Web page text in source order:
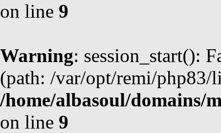
on line 9
Warning: session_start():
(path: /var/opt/remi/php83/
/home/albasoul/domains/
on line 9